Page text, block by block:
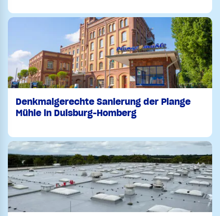
Denkmalgerechte Sanierung der Plange
Mühle in Duisburg-Homberg